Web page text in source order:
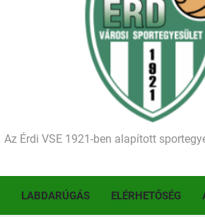
Ellenfelünk
Történelmet írt az I.
Az Érdi VSE 1921-ben alapított
LABDARÚGÁS ELÉRHETŐSÉG